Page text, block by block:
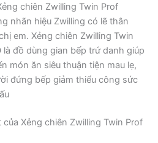
chiên Zwilling Twin Prof
nhãn hiệu Zwilling có lẽ thân
em. Xẻng chiên Zwilling Twin
là đồ dùng gian bếp trứ danh giúp
món ăn siêu thuận tiện mau lẹ,
đứng bếp giảm thiểu công sức
Xẻng chiên Zwilling Twin Prof